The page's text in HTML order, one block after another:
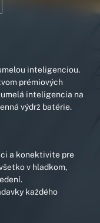
inteligenciou.
prémiových
inteligencia na
výdrž batérie.
a konektivite pre
v hladkom,
každého